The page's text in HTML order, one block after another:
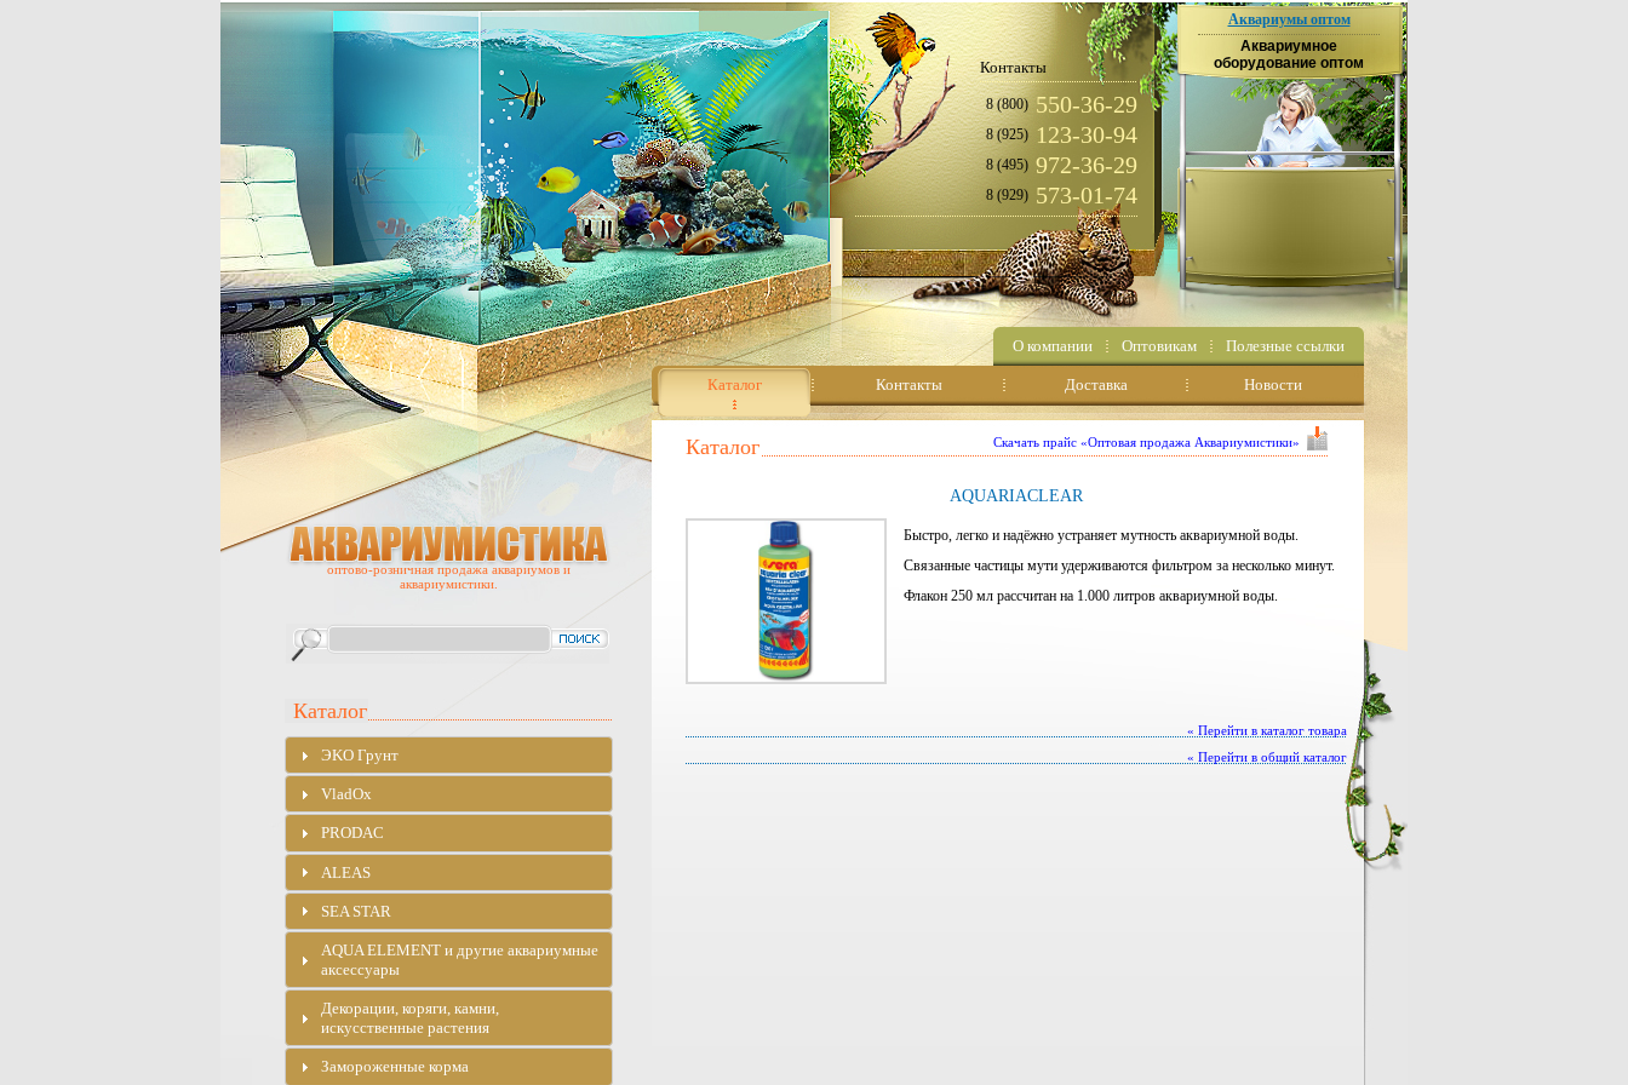
Контакты
8 (800) 550-36-29
8 (925) 123-30-94
8 (495) 972-36-29
8 (929) 573-01-74
Аквариумы оптом
Аквариумное
оборудование оптом
О компании Оптовикам Полезные ссылки
Каталог Контакты Доставка Новости
Каталог Скачать прайс «Оптовая продажа Аквариумистики»
AQUARIACLEAR
Быстро, легко и надёжно устраняет мутность аквариумной воды.
Связанные частицы мути удерживаются фильтром за несколько минут.
Флакон 250 мл рассчитан на 1.000 литров аквариумной воды.
« Перейти в каталог товара
« Перейти в общий каталог
оптово-розничная продажа аквариумов и
аквариумистики.
Каталог
ЭKO Грунт
VladOx
PRODAC
ALEAS
SEA STAR
AQUA ELEMENT и другие аквариумные
аксессуары
Декорации, коряги, камни,
искусственные растения
Замороженные корма